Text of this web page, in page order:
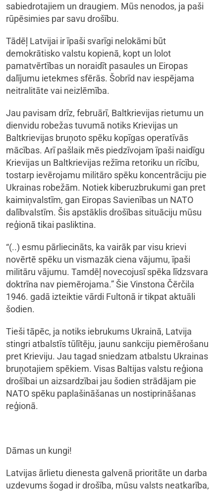
sabiedrotajiem un draugiem. Mūs nenodos, ja paši
rūpēsimies par savu drošību.
Tādēļ Latvijai ir īpaši svarīgi nelokāmi būt
demokrātisko valstu kopienā, kopt un lolot
pamatvērtības un noraidīt pasaules un Eiropas
dalījumu ietekmes sfērās. Šobrīd nav iespējama
neitralitāte vai neizlēmība.
Jau pavisam drīz, februārī, Baltkrievijas rietumu un
dienvidu robežas tuvumā notiks Krievijas un
Baltkrievijas bruņoto spēku kopīgas operatīvās
mācības. Arī pašlaik mēs piedzīvojam īpaši naidīgu
Krievijas un Baltkrievijas režīma retoriku un rīcību,
tostarp ievērojamu militāro spēku koncentrāciju pie
Ukrainas robežām. Notiek kiberuzbrukumi gan pret
kaimiņvalstīm, gan Eiropas Savienības un NATO
dalībvalstīm. Šis apstāklis drošības situāciju mūsu
reģionā tikai pasliktina.
“(..) esmu pārliecināts, ka vairāk par visu krievi
novērtē spēku un vismazāk ciena vājumu, īpaši
militāru vājumu. Tamdēļ novecojusī spēka līdzsvara
doktrīna nav piemērojama.” Šie Vinstona Čērčila
1946. gadā izteiktie vārdi Fultonā ir tikpat aktuāli
šodien.
Tieši tāpēc, ja notiks iebrukums Ukrainā, Latvija
stingri atbalstīs tūlītēju, jaunu sankciju piemērošanu
pret Krieviju. Jau tagad sniedzam atbalstu Ukrainas
bruņotajiem spēkiem. Visas Baltijas valstu reģiona
drošībai un aizsardzībai jau šodien strādājam pie
NATO spēku paplašināšanas un nostiprināšanas
reģionā.
Dāmas un kungi!
Latvijas ārlietu dienesta galvenā prioritāte un darba
uzdevums šogad ir drošība, mūsu valsts neatkarība,